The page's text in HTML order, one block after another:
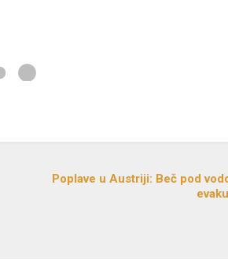
Poplave u Austriji: Beč pod